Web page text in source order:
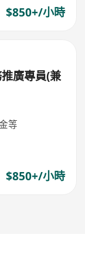
$850+/小時
廣專員(兼
等
$850+/小時